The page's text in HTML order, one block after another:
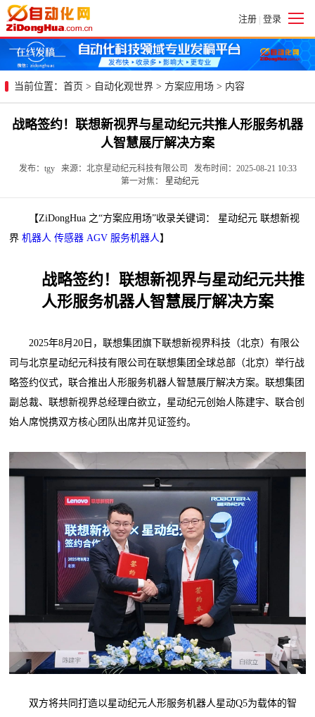
注册 | 登录
当前位置： 首页 > 自动化观世界 > 方案应用场 > 内容
战略签约！联想新视界与星动纪元共推人形服务机器
人智慧展厅解决方案
发布：tgy 来源：北京星动纪元科技有限公司 发布时间：2025-08-21 10:33
第一对焦： 星动纪元
【ZiDongHua 之“方案应用场”收录关键词： 星动纪元 联想新视
界机器人 传感器 AGV 服务机器人 】
战略签约！联想新视界与星动纪元共推
人形服务机器人智慧展厅解决方案
2025年8月20日，联想集团旗下联想新视界科技（北京）有限公
司与北京星动纪元科技有限公司在联想集团全球总部（北京）举行战
略签约仪式，联合推出人形服务机器人智慧展厅解决方案。联想集团
副总裁、联想新视界总经理白欲立，星动纪元创始人陈建宇、联合创
始人席悦携双方核心团队出席并见证签约。
双方将共同打造以星动纪元人形服务机器人星动Q5为载体的智